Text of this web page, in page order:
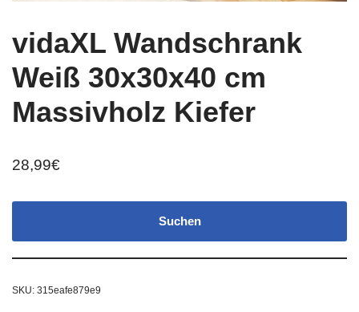
vidaXL Wandschrank
Weiß 30x30x40 cm
Massivholz Kiefer
28,99€
Suchen
SKU: 315eafe879e9